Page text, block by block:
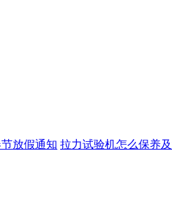
放假通知 拉力试验机怎么保养